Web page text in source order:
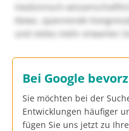
medizinisch-
News, spannende
und vieles mehr erwarten
Bei Google
Sie möchten bei der
Entwicklungen häufiger
fügen Sie uns jetzt zu